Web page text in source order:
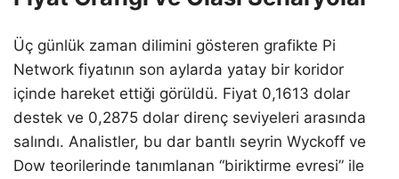
Üç günlük zaman dilimini gösteren grafikte Pi
Network fiyatının son aylarda yatay bir koridor
içinde hareket ettiği görüldü. Fiyat 0,1613 dolar
destek ve 0,2875 dolar direnç seviyeleri arasında
salındı. Analistler, bu dar bantlı seyrin Wyckoff ve
Dow teorilerinde tanımlanan “biriktirme evresi” ile